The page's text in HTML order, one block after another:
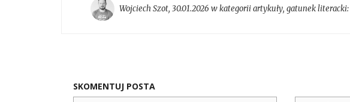
Wojciech Szot, 30.01.2026 w kategoriiartykuły, gatunek literacki:
SKOMENTUJ POSTA